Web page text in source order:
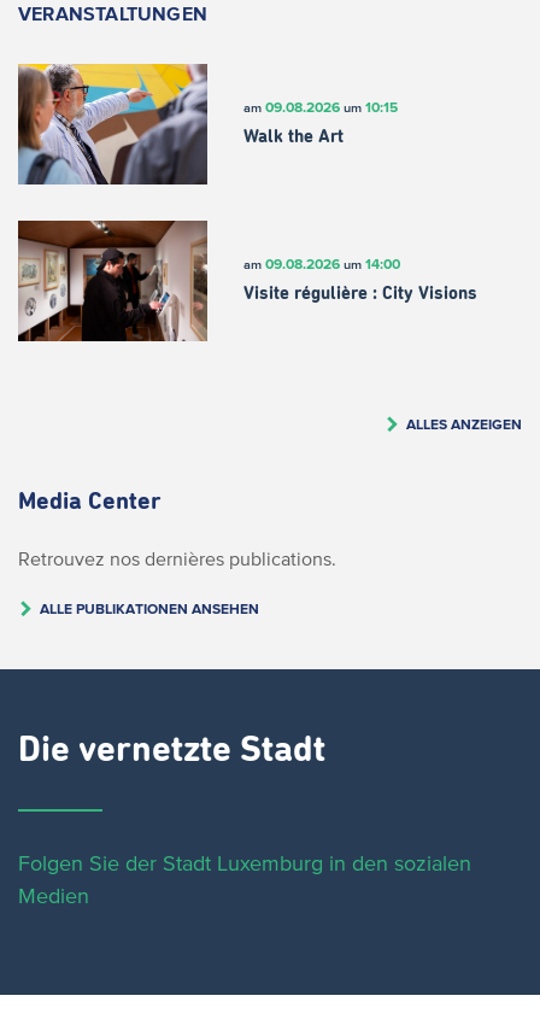
VERANSTALTUNGEN
am 09.08.2026um 10:15
Walk the Art
am 09.08.2026um 14:00
Visite régulière : City Visions
ALLES ANZEIGEN
Media Center
Retrouvez nos dernières publications.
ALLE PUBLIKATIONEN ANSEHEN
Die vernetzte Stadt
Folgen Sie der Stadt Luxemburg in den sozialen
Medien